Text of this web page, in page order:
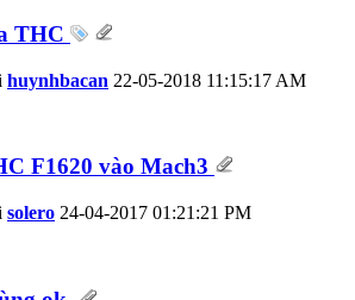
THC
huynhbacan 22-05-2018 11:15:17 AM
F1620 vào Mach3
solero 24-04-2017 01:21:21 PM